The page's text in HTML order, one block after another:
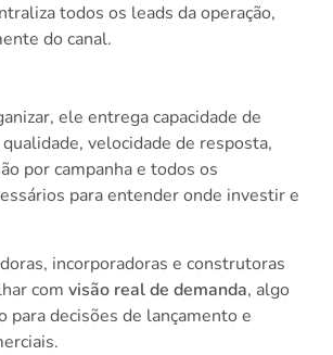
todos os leads da operação,
do canal.
ele entrega capacidade de
velocidade de resposta,
por campanha e todos os
para entender onde investir e
incorporadoras e construtoras
com visão real de demanda, algo
para decisões de lançamento e